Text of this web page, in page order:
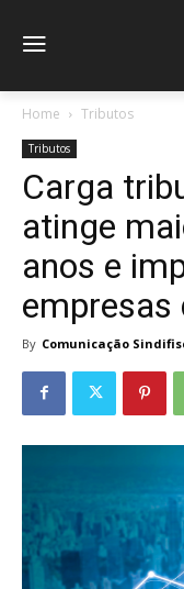
Home Tributos
Tributos
Carga
atinge
anos e
empresas
By Comunicação